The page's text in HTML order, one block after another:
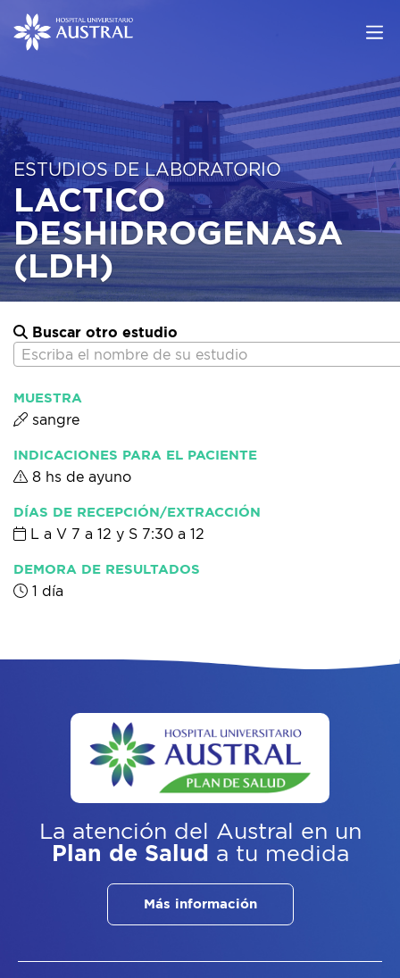
ESTUDIOS DE LABORATORIO
LACTICO
DESHIDROGENASA
(LDH)
Buscar otro estudio
Escriba el nombre de su estudio
MUESTRA
sangre
INDICACIONES PARA EL PACIENTE
8 hs de ayuno
DÍAS DE RECEPCIÓN/EXTRACCIÓN
L a V 7 a 12 y S 7:30 a 12
DEMORA DE RESULTADOS
1 día
La atención del Austral
en un
Plan de Salud a tu medida
Más información